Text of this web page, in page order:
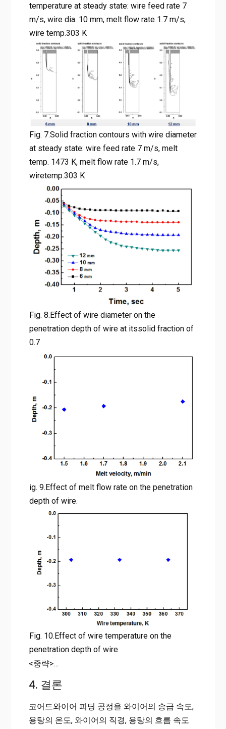
temperature at steady state: wire feed rate 7
m/s, wire dia. 10 mm, melt flow rate 1.7 m/s,
wire temp.303 K
Fig. 7.Solid fraction contours with wire diameter
at steady state: wire feed rate 7 m/s, melt
temp. 1473 K, melt flow rate 1.7 m/s,
wiretemp.303 K
Fig. 8.Effect of wire diameter on the
penetration depth of wire at itssolid fraction of
0.7
ig. 9.Effect of melt flow rate on the penetration
depth of wire.
Fig. 10.Effect of wire temperature on the
penetration depth of wire
<중략>…
4. 결론
코어드와이어 피딩 공정을 와이어의 송급 속도,
용탕의 온도, 와이어의 직경, 용탕의 흐름 속도